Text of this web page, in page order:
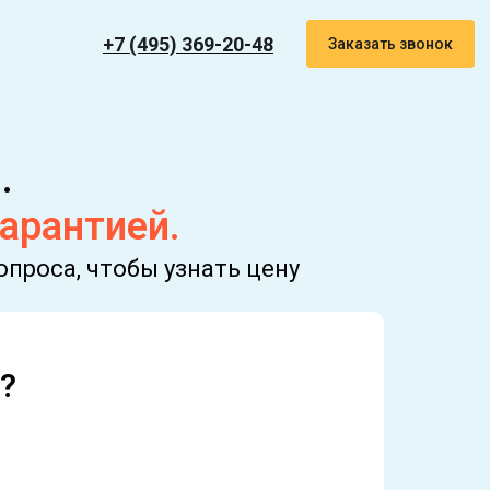
+7 (495) 369-20-48 Заказать звонок
чтобы узнать цену